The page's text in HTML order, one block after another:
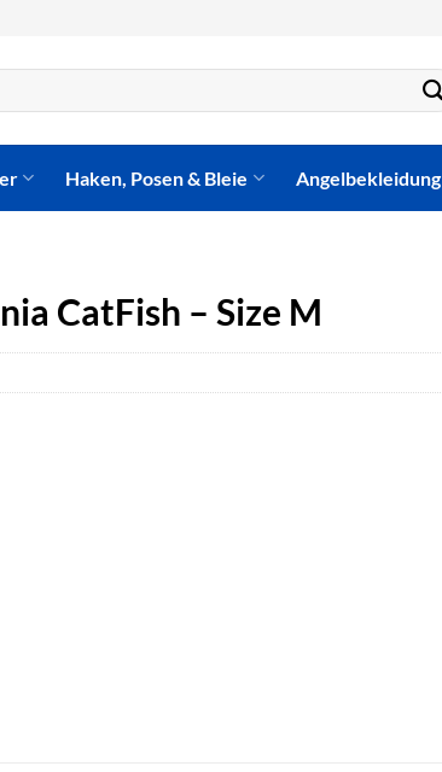
Haken, Posen & Bleie Angelbekleidung
CatFish – Size M